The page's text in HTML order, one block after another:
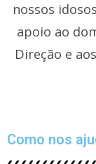
nossos
apoio ao
Direção e
Como nos